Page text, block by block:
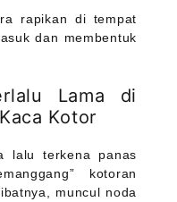
rapikan di tempat
dan membentuk
Lama di
Kotor
lalu terkena panas
kotoran
muncul noda